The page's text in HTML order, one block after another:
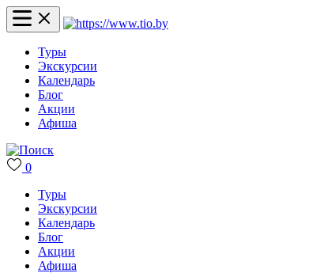
Туры
Экскурсии
Календарь
Блог
Акции
Афиша
0
Туры
Экскурсии
Календарь
Блог
Акции
Афиша